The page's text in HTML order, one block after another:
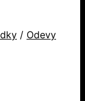
/ Odevy